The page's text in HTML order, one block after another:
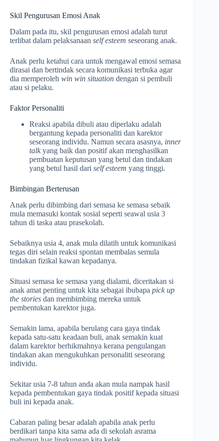
Skil Pengurusan Emosi Anak
Dalam pada itu, skil pengurusan emosi adalah turut
terlibat dalam pelaksanaan self esteem seseorang anak.
Anak perlu ketahui cara untuk mengawal emosi semasa
dirasai dan bertindak secara komunikasi terbuka agar
dia memperoleh win win situation dengan si pembuli
atau si pelaku.
Faktor Personaliti
Reaksi apabila dibuli atau diperlaku adalah
bergantung kepada personaliti dan karektor
seseorang individu. Namun secara asasnya, inner
talk yang baik dan positif akan menghasilkan
pembuatan keputusan yang betul dan tindakan
yang betul hasil dari self esteem yang tinggi.
Bimbingan Berterusan
Anak perlu dibimbing dari semasa ke semasa sebaik
mula memasuki kontak sosial seperti seawal usia 3
tahun di taska atau prasekolah.
Sebaiknya usia 4, anak mula dilatih untuk komunikasi
tegas diri selain reaksi spontan membalas semula
tindakan fizikal kawan kepadanya.
Situasi semasa ke semasa yang dialami, diceritakan si
anak amat penting untuk kita sebagai ibubapa pick up
the stories dan membimbing mereka untuk
pembentukan karektor juga.
Semakin lama, apabila berulang cara gaya tindak
kepada satu-satu keadaan buli, anak semakin kuat
dalam karektor berhikmahnya kerana pengulangan
tindakan akan mengukuhkan personaliti seseorang
individu.
Sekitar usia 7-8 tahun anda akan mula nampak hasil
kepada pembentukan gaya tindak positif kepada situasi
buli ini kepada anak.
Cabaran paling besar adalah apabila anak perlu
berdikari tanpa kita sama ada di sekolah asrama